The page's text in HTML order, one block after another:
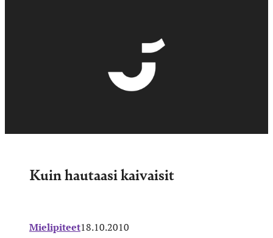
Kuin hautaasi kaivaisit
Mielipiteet18.10.2010